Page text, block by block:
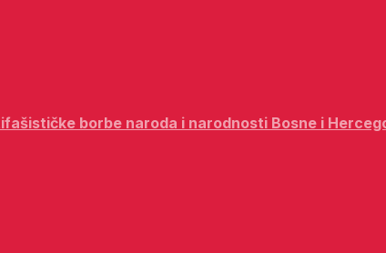
borbe naroda i narodnosti Bosne i